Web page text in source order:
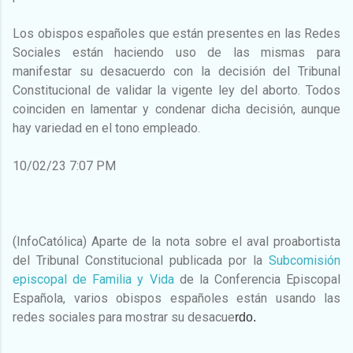
Los obispos españoles que están presentes en las Redes
Sociales están haciendo uso de las mismas para
manifestar su desacuerdo con la decisión del Tribunal
Constitucional de validar la vigente ley del aborto. Todos
coinciden en lamentar y condenar dicha decisión, aunque
hay variedad en el tono empleado.
10/02/23 7:07 PM
(InfoCatólica) Aparte de la nota sobre el aval proabortista
del Tribunal Constitucional publicada por la Subcomisión
episcopal de Familia y Vidade la Conferencia Episcopal
Española, varios obispos españoles están usando las
redes sociales para mostrar su desacuerdo.